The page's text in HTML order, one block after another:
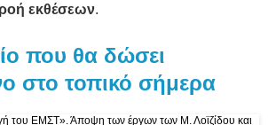
ροή εκθέσεων.
που θα δώσει
στο τοπικό σήμερα